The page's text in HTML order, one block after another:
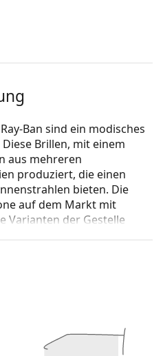
Ban sind ein modisches
Brillen, mit einem
aus mehreren
produziert, die einen
bieten. Die
auf dem Markt mit
Varianten der Gestelle
von Lentiamo
Sie mit dieser